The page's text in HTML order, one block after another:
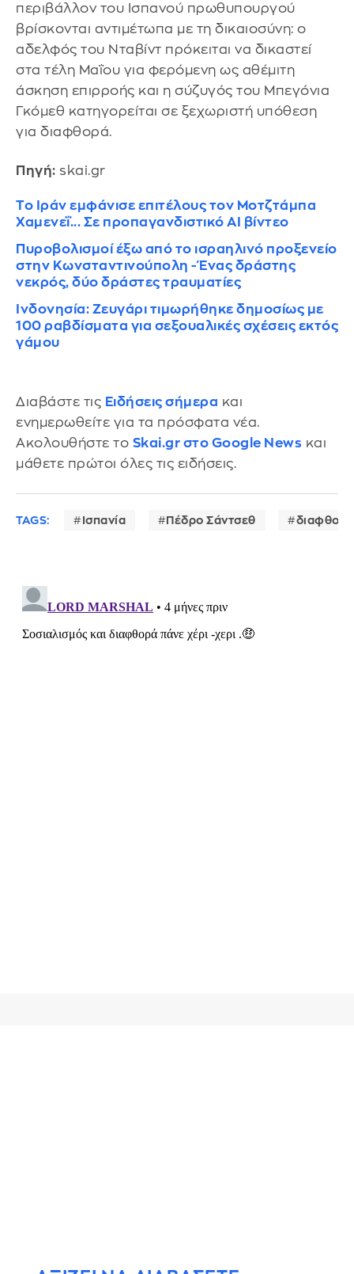
περιβάλλον του Ισπανού πρωθυπουργού
βρίσκονται αντιμέτωπα με τη δικαιοσύνη: ο
αδελφός του Νταβίντ πρόκειται να δικαστεί
στα τέλη Μαΐου για φερόμενη ως αθέμιτη
άσκηση επιρροής και η σύζυγός του Μπεγόνια
Γκόμεθ κατηγορείται σε ξεχωριστή υπόθεση
για διαφθορά.
Πηγή: skai.gr
Το Ιράν εμφάνισε επιτέλους τον Μοτζτάμπα
Χαμενεΐ... Σε προπαγανδιστικό AI βίντεο
Πυροβολισμοί έξω από το ισραηλινό προξενείο
στην Κωνσταντινούπολη - Ένας δράστης
νεκρός, δύο δράστες τραυματίες
Ινδονησία: Ζευγάρι τιμωρήθηκε δημοσίως με
100 ραβδίσματα για σεξουαλικές σχέσεις εκτός
γάμου
Διαβάστε τις Ειδήσεις σήμερα και
ενημερωθείτε για τα πρόσφατα νέα.
Ακολουθήστε το Skai.gr στο Google News και
μάθετε πρώτοι όλες τις ειδήσεις.
TAGS: Ισπανία Πέδρο Σάντσεθ διαφθορά